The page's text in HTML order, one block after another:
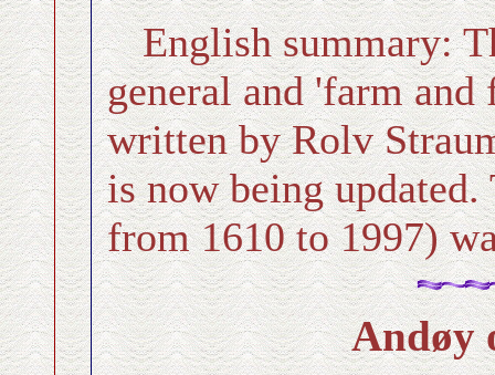
English summary:
general and 'farm
written by Rolv
is now being
from 1610 to 1997)
Andøy